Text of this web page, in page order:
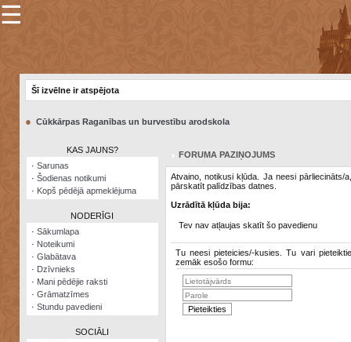
×
Šodienas
notikumi
Visatcera
almanahs
Arhīvs
☰
Šī izvēlne ir atspējota
● Cūkkārpas Raganības un burvestību arodskola
KAS JAUNS?
· Sarunas
· Šodienas notikumi
· Kopš pēdējā apmeklējuma
NODERĪGI
· Sākumlapa
· Noteikumi
· Glabātava
· Dzīvnieks
· Mani pēdējie raksti
· Grāmatzīmes
· Stundu pavedieni
SOCIĀLI
FORUMA PAZIŅOJUMS
Atvaino, notikusi kļūda. Ja neesi pārliecināts/
pārskatīt palīdzības datnes.
Uzrādītā kļūda bija:
Tev nav atļaujas skatīt šo pavedienu
Tu neesi pieteicies/-kusies. Tu vari
zemāk esošo formu: